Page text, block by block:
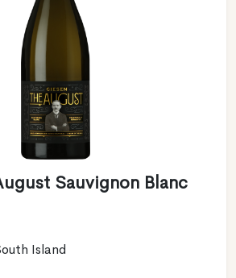
Sauvignon Blanc
Island